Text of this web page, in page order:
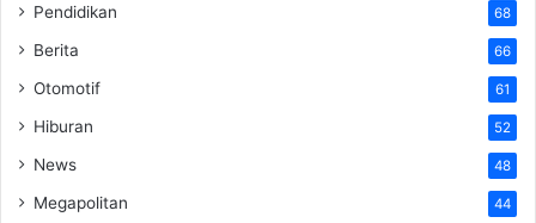
Pendidikan 68
Berita 66
Otomotif 61
Hiburan 52
News 48
Megapolitan 44